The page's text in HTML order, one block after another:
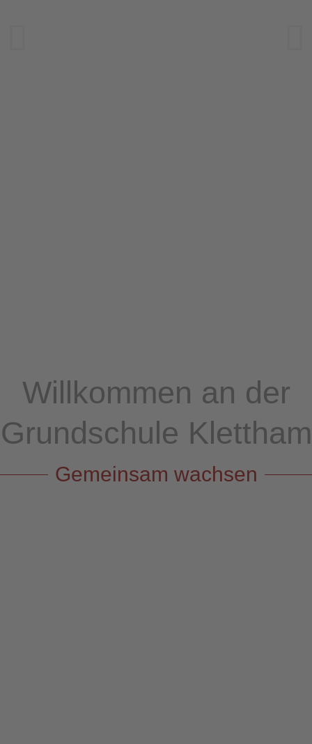
Willkommen an der
Grundschule Klettham
Gemeinsam wachsen